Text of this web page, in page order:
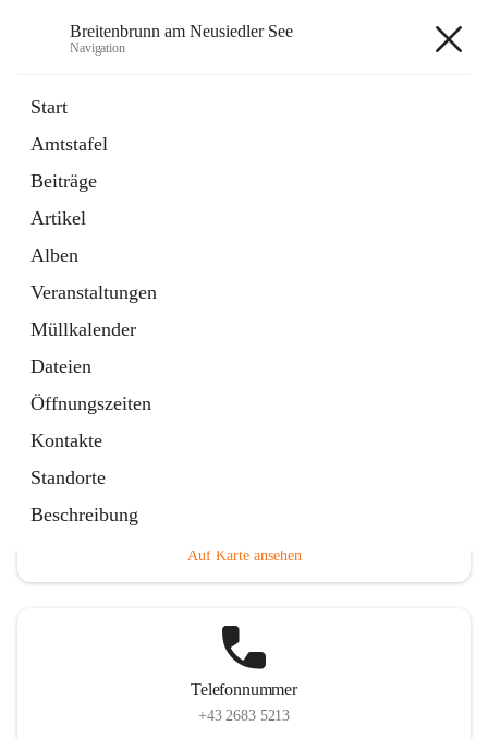
Breitenbrunn am Neusiedler See
Navigation
Start
Amtstafel
Beiträge
Artikel
Alben
Veranstaltungen
Müllkalender
Dateien
Öffnungszeiten
Kontakte
Standorte
Beschreibung
18 Schnellzugriffe
Gemeindeservice
Auf Karte ansehen
Telefonnummer
+43 2683 5213